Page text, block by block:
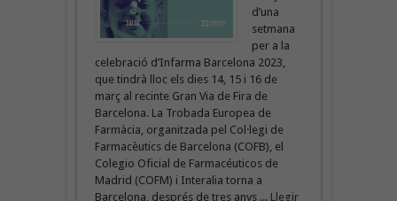
d’una
setmana
per a la
celebració d’Infarma Barcelona 2023,
que tindrà lloc els dies 14, 15 i 16 de
març al recinte Gran Via de Fira de
Barcelona. La Trobada Europea de
Farmàcia, organitzada pel Col·legi de
Farmacèutics de Barcelona (COFB), el
Colegio Oficial de Farmacéuticos de
Madrid (COFM) i Interalia torna a
Barcelona, després de tres anys ... Llegir